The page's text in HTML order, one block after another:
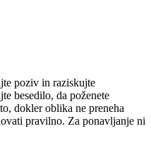
poziv in raziskujte
besedilo, da poženete
dokler oblika ne preneha
pravilno. Za ponavljanje ni